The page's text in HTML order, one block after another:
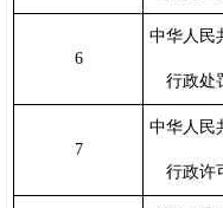
6
中华人民
行政处
7
中华人民
行政许